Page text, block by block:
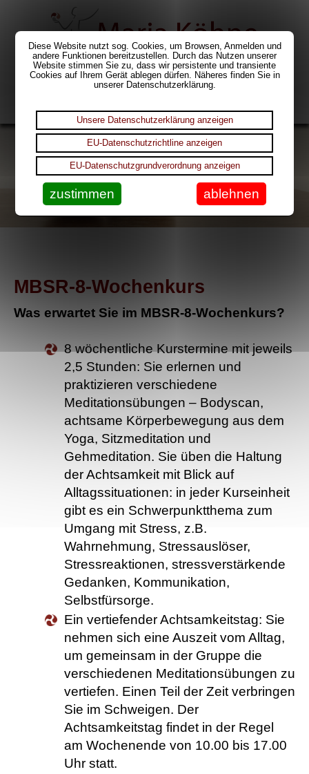
MBSR-8-Wochenkurs
Was erwartet Sie im MBSR-8-Wochenkurs?
8 wöchentliche Kurstermine mit jeweils
2,5 Stunden: Sie erlernen und
praktizieren verschiedene
Meditationsübungen – Bodyscan,
achtsame Körperbewegung aus dem
Yoga, Sitzmeditation und
Gehmeditation. Sie üben die Haltung
der Achtsamkeit mit Blick auf
Alltagssituationen: in jeder Kurseinheit
gibt es ein Schwerpunktthema zum
Umgang mit Stress, z.B.
Wahrnehmung, Stressauslöser,
Stressreaktionen, stressverstärkende
Gedanken, Kommunikation,
Selbstfürsorge.
Ein vertiefender Achtsamkeitstag: Sie
nehmen sich eine Auszeit vom Alltag,
um gemeinsam in der Gruppe die
verschiedenen Meditationsübungen zu
vertiefen. Einen Teil der Zeit verbringen
Sie im Schweigen. Der
Achtsamkeitstag findet in der Regel
am Wochenende von 10.00 bis 17.00
Uhr statt.
Diese Website nutzt sog. Cookies, um Browsen, Anmelden und
andere Funktionen bereitzustellen. Durch das Nutzen unserer
Website stimmen Sie zu, dass wir persistente und transiente
Cookies auf Ihrem Gerät ablegen dürfen. Näheres finden Sie in
unserer Datenschutzerklärung.
Unsere Datenschutzerklärung anzeigen
EU-Datenschutzrichtline anzeigen
EU-Datenschutzgrundverordnung anzeigen
ablehnen
zustimmen